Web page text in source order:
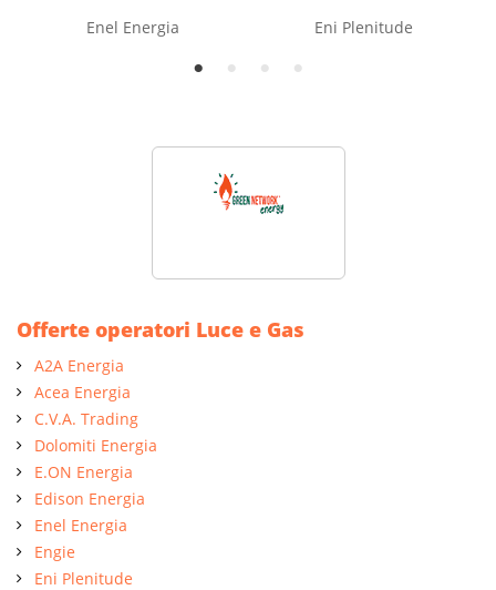
Enel Energia Eni Plenitude
Offerte operatori Luce e Gas
A2A Energia
Acea Energia
C.V.A. Trading
Dolomiti Energia
E.ON Energia
Edison Energia
Enel Energia
Engie
Eni Plenitude